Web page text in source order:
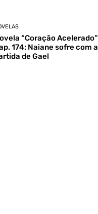
“Coração Acelerado”
174: Naiane sofre com a
de Gael